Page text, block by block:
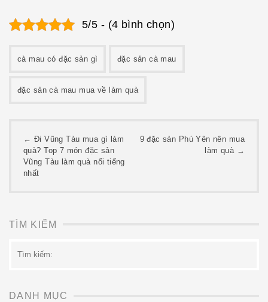
5/5 - (4 bình chọn)
cà mau có đặc sản gì đặc sản cà mau
đặc sản cà mau mua về làm quà
Post
navigation
← Đi Vũng Tàu mua gì làm
quà? Top 7 món đặc sản
Vũng Tàu làm quà nổi tiếng
nhất
9 đặc sản Phú Yên nên mua
làm quà →
TÌM KIẾM
kiếm:
DANH MỤC